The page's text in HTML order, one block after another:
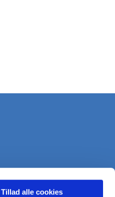
Tillad alle cookies